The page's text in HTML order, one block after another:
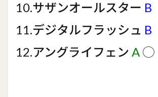
10.サザンオールスター B
11.デジタルフラッシュ B
12.アングライフェン A ◯